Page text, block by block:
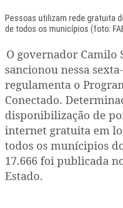
Pessoas utilizam rede gratuita
de todos os municípios (foto:
O governador Camilo
sancionou nessa
regulamenta o
Conectado.
disponibilização de
internet gratuita em
todos os munícipios
17.666 foi publicada
Estado.